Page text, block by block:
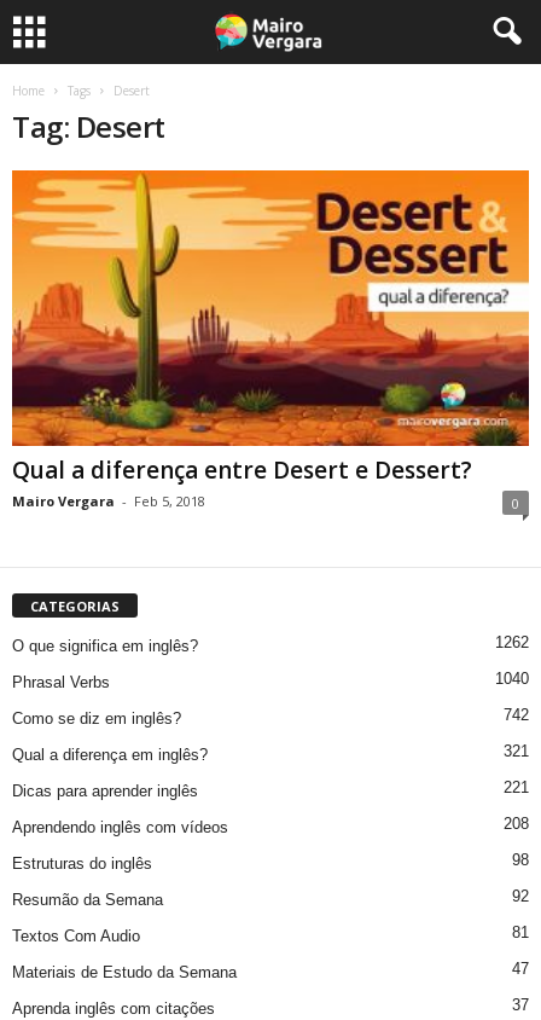
Home Tags Desert
Tag: Desert
Qual a diferença entre Desert e Dessert?
Mairo Vergara - Feb 5, 2018 0
CATEGORIAS
O que significa em inglês? 1262
Phrasal Verbs 1040
Como se diz em inglês? 742
Qual a diferença em inglês? 321
Dicas para aprender inglês 221
Aprendendo inglês com vídeos 208
Estruturas do inglês 98
Resumão da Semana 92
Textos Com Audio 81
Materiais de Estudo da Semana 47
Aprenda inglês com citações 37